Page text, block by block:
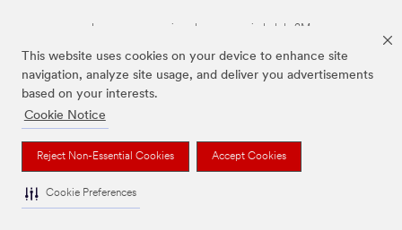
This website uses cookies on your device to enhance site
navigation, analyze site usage, and deliver you advertisements
based on your interests.
Cookie Notice
Reject Non-Essential Cookies Accept Cookies
Cookie Preferences
Las marcas mencionadas son propiedad de 3M